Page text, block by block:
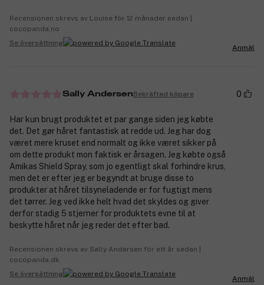
Recensionen skrevs av Louise för 12 månader sedan |
cocopanda.no
Se översättning
Anmäl
Sally AndersenBekräftad köpare 0
Har kun brugt produktet et par gange siden jeg købte
det. Det gør håret fantastisk at redde ud. Jeg har dog
været mere kruset end normalt og ikke været sikker på
om dette produkt mon faktisk er årsagen. Jeg købte også
Amikas Shield Spray, som jo egentligt skal forhindre krus,
men det er efter jeg er begyndt at bruge disse to
produkter at håret tilsyneladende er for fugtigt mens
det tørrer. Jeg ved ikke helt hvad det skyldes og giver
derfor stadig 5 stjerner for produktets evne til at
beskytte håret når jeg reder det efter bad.
Recensionen skrevs av Sally Andersen för ett år sedan |
cocopanda.dk
Se översättning
Anmäl